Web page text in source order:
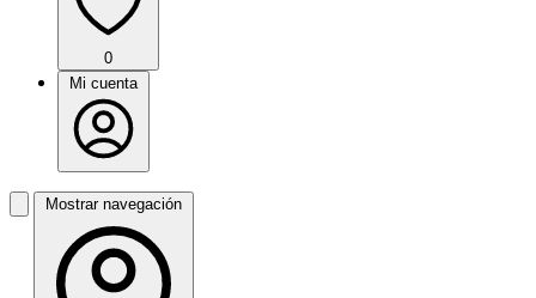
0
Mi cuenta
Mostrar navegación